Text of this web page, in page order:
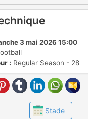
3 mai 2026 15:00
: Regular Season - 28
Stade